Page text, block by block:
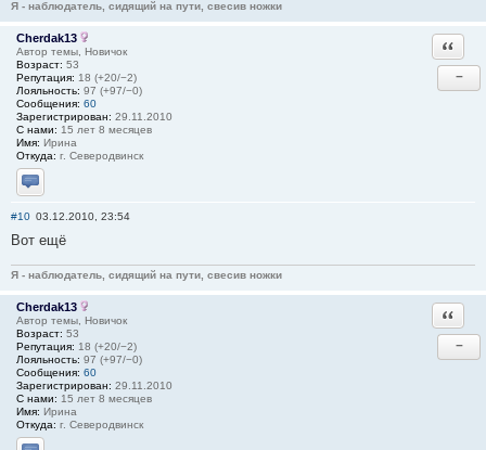
Я - наблюдатель, сидящий на пути, свесив ножки
Cherdak13
Автор темы, Новичок
Возраст: 53
Репутация: 18 (+20/−2)
Лояльность: 97 (+97/−0)
Сообщения: 60
Зарегистрирован: 29.11.2010
С нами: 15 лет 8 месяцев
Имя: Ирина
Откуда: г. Северодвинск
Отправить личное сообщение
−
#10 03.12.2010, 23:54
Вот ещё
Я - наблюдатель, сидящий на пути, свесив ножки
Cherdak13
Автор темы, Новичок
Возраст: 53
Репутация: 18 (+20/−2)
Лояльность: 97 (+97/−0)
Сообщения: 60
Зарегистрирован: 29.11.2010
С нами: 15 лет 8 месяцев
Имя: Ирина
Откуда: г. Северодвинск
−